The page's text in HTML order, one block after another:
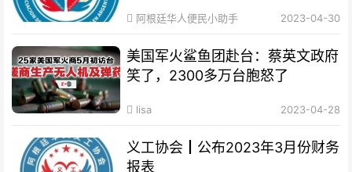
阿根廷华人便民小助手 2023-04-30
美国军火鲨鱼团赴台：蔡英文政府
笑了，2300多万台胞怒了
lisa 2023-04-28
义工协会┃公布2023年3月份财务
报表